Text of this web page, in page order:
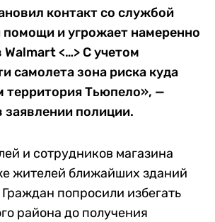
контакт со службой
помощи и угрожает намеренно
Walmart <…> С учетом
самолета зона риска куда
территория Тьюпело», —
заявлении полиции.
и сотрудников магазина
жителей ближайших зданий
попросили избегать
района до получения